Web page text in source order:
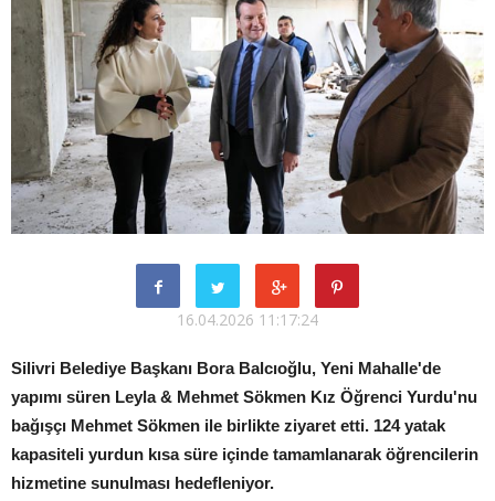
16.04.2026 11:17:24
Silivri Belediye Başkanı Bora Balcıoğlu, Yeni Mahalle'de
yapımı süren Leyla & Mehmet Sökmen Kız Öğrenci Yurdu'nu
bağışçı Mehmet Sökmen ile birlikte ziyaret etti. 124 yatak
kapasiteli yurdun kısa süre içinde tamamlanarak öğrencilerin
hizmetine sunulması hedefleniyor.